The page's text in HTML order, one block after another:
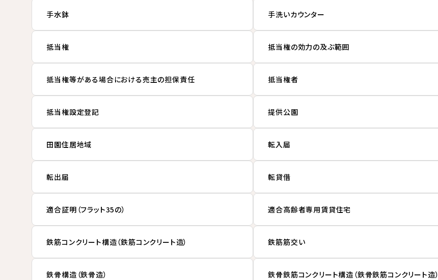
手水鉢 手洗いカウンター
抵当権 抵当権の効力の及ぶ範囲
抵当権等がある場合における売主の担保責任 抵当権者
抵当権設定登記 提供公園
田園住居地域 転入届
転出届 転貸借
適合証明（フラット35の） 適合高齢者専用賃貸住宅
鉄筋コンクリート構造（鉄筋コンクリート造） 鉄筋筋交い
鉄骨構造（鉄骨造） 鉄骨鉄筋コンクリート構造（鉄骨鉄筋コンクリート造）